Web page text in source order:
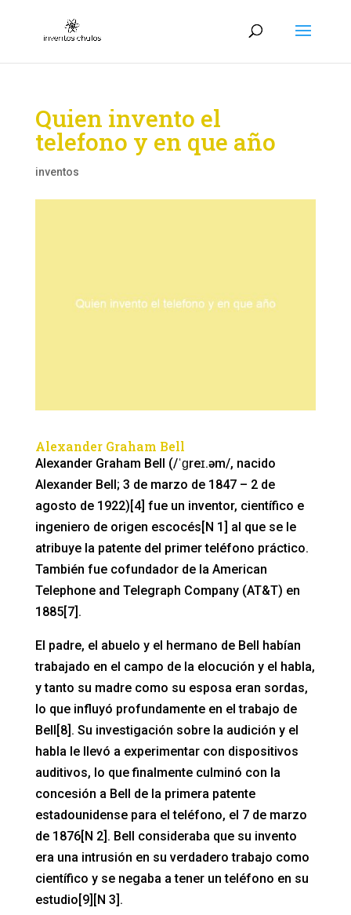
Quien invento el
telefono y en que año
inventos
Alexander Graham Bell
Alexander Graham Bell (/ˈɡreɪ.əm/, nacido
Alexander Bell; 3 de marzo de 1847 – 2 de
agosto de 1922)[4] fue un inventor, científico e
ingeniero de origen escocés[N 1] al que se le
atribuye la patente del primer teléfono práctico.
También fue cofundador de la American
Telephone and Telegraph Company (AT&T) en
1885[7].
El padre, el abuelo y el hermano de Bell habían
trabajado en el campo de la elocución y el habla,
y tanto su madre como su esposa eran sordas,
lo que influyó profundamente en el trabajo de
Bell[8]. Su investigación sobre la audición y el
habla le llevó a experimentar con dispositivos
auditivos, lo que finalmente culminó con la
concesión a Bell de la primera patente
estadounidense para el teléfono, el 7 de marzo
de 1876[N 2]. Bell consideraba que su invento
era una intrusión en su verdadero trabajo como
científico y se negaba a tener un teléfono en su
estudio[9][N 3].